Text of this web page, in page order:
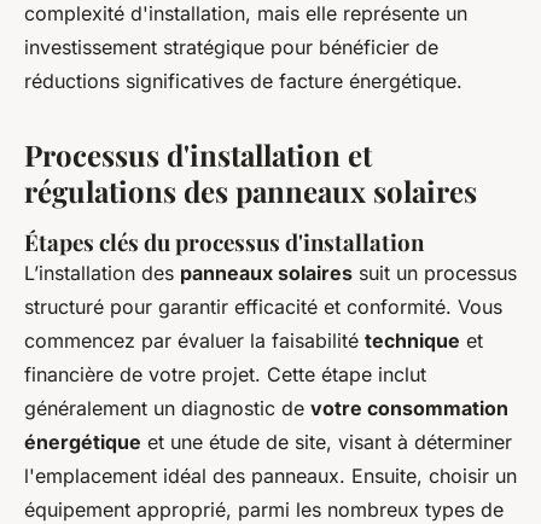
complexité d'installation, mais elle représente un
investissement stratégique pour bénéficier de
réductions significatives de facture énergétique.
Processus d'installation et
régulations des panneaux solaires
Étapes clés du processus d'installation
L’installation des panneaux solaires suit un processus
structuré pour garantir efficacité et conformité. Vous
commencez par évaluer la faisabilité technique et
financière de votre projet. Cette étape inclut
généralement un diagnostic de votre consommation
énergétique et une étude de site, visant à déterminer
l'emplacement idéal des panneaux. Ensuite, choisir un
équipement approprié, parmi les nombreux types de